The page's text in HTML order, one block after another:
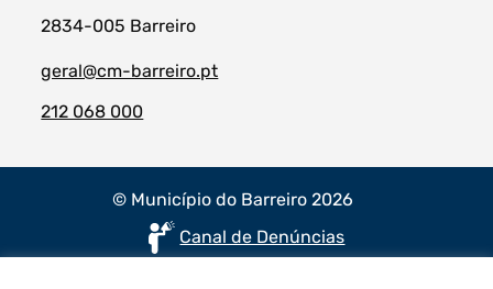
2834-005 Barreiro
geral@cm-barreiro.pt
212 068 000
© Município do Barreiro 2026
Canal de Denúncias